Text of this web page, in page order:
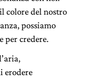
colore del nostro
possiamo
per credere.
erodere